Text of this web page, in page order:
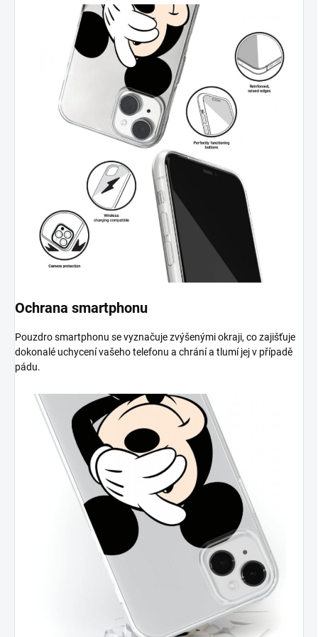
Ochrana smartphonu
Pouzdro smartphonu se vyznačuje zvýšenými okraji, co zajišťuje
dokonalé uchycení vašeho telefonu a chrání a tlumí jej v případě
pádu.